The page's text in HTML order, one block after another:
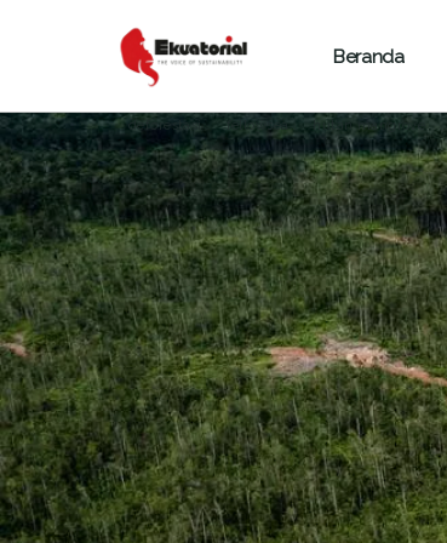
Beranda
ARTIKEL
deforestasi fellowsea hutan mangrove